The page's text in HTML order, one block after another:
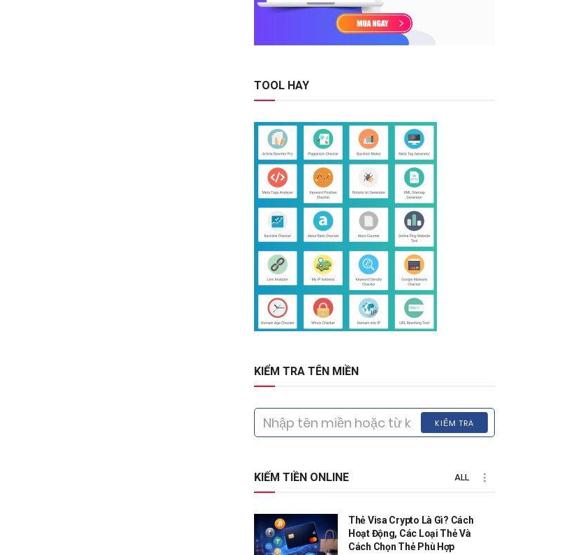
TOOL HAY
KIỂM TRA TÊN MIỀN
KIỂM TRA
KIẾM TIỀN ONLINE ALL
Thẻ Visa Crypto Là Gì? Cách
Hoạt Động, Các Loại Thẻ Và
Cách Chọn Thẻ Phù Hợp